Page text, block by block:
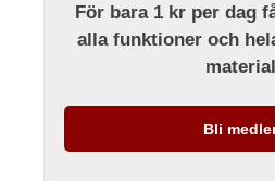
För bara 1 kr per dag
alla funktioner och
Bli